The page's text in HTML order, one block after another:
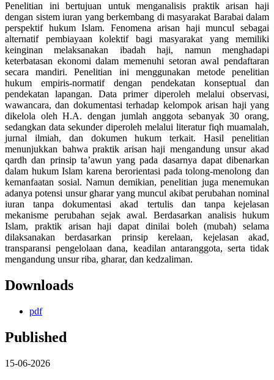
Penelitian ini bertujuan untuk menganalisis praktik arisan haji
dengan sistem iuran yang berkembang di masyarakat Barabai dalam
perspektif hukum Islam. Fenomena arisan haji muncul sebagai
alternatif pembiayaan kolektif bagi masyarakat yang memiliki
keinginan melaksanakan ibadah haji, namun menghadapi
keterbatasan ekonomi dalam memenuhi setoran awal pendaftaran
secara mandiri. Penelitian ini menggunakan metode penelitian
hukum empiris-normatif dengan pendekatan konseptual dan
pendekatan lapangan. Data primer diperoleh melalui observasi,
wawancara, dan dokumentasi terhadap kelompok arisan haji yang
dikelola oleh H.A. dengan jumlah anggota sebanyak 30 orang,
sedangkan data sekunder diperoleh melalui literatur fiqh muamalah,
jurnal ilmiah, dan dokumen hukum terkait. Hasil penelitian
menunjukkan bahwa praktik arisan haji mengandung unsur akad
qardh dan prinsip ta’awun yang pada dasarnya dapat dibenarkan
dalam hukum Islam karena berorientasi pada tolong-menolong dan
kemanfaatan sosial. Namun demikian, penelitian juga menemukan
adanya potensi unsur gharar yang muncul akibat perubahan nominal
iuran tanpa dokumentasi akad tertulis dan tanpa kejelasan
mekanisme perubahan sejak awal. Berdasarkan analisis hukum
Islam, praktik arisan haji dapat dinilai boleh (mubah) selama
dilaksanakan berdasarkan prinsip kerelaan, kejelasan akad,
transparansi pengelolaan dana, keadilan antaranggota, serta tidak
mengandung unsur riba, gharar, dan kedzaliman.
Downloads
pdf
Published
15-06-2026